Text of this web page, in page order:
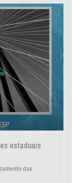
da pressão
probatório em
estaduais
das